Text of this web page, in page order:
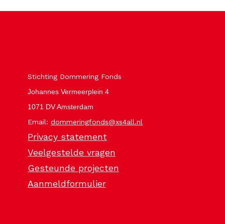
Stichting Dommering Fonds
Johannes Vermeerplein 4
1071 DV Amsterdam
Email: dommeringfonds@xs4all.nl
Privacy statement
Veelgestelde vragen
Gesteunde projecten
Aanmeldformulier